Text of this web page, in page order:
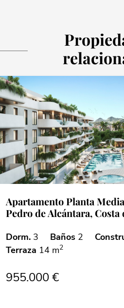
Apartamento Planta
Pedro de Alcántara, Costa
Dorm. 3 Baños 2
Terraza 14 m2
955.000 €